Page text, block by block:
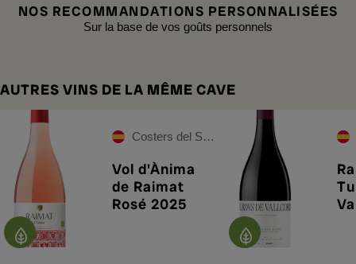
NOS RECOMMANDATIONS PERSONNALISÉES
Sur la base de vos goûts personnels
AUTRES VINS DE LA MÊME CAVE
Costers del Segre
Vol d'Ànima
de Raimat
Rosé 2025